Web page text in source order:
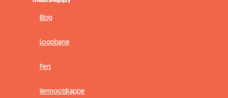
Blog
Loopbane
Pers
Vennootskappe